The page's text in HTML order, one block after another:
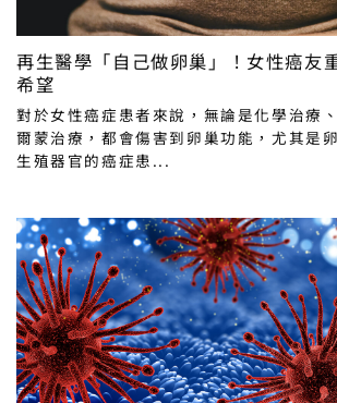
再生醫學「自己做卵巢」！女性癌友
希望
對於女性癌症患者來說，無論是化學治療
爾蒙治療，都會傷害到卵巢功能，尤其是
生殖器官的癌症患...